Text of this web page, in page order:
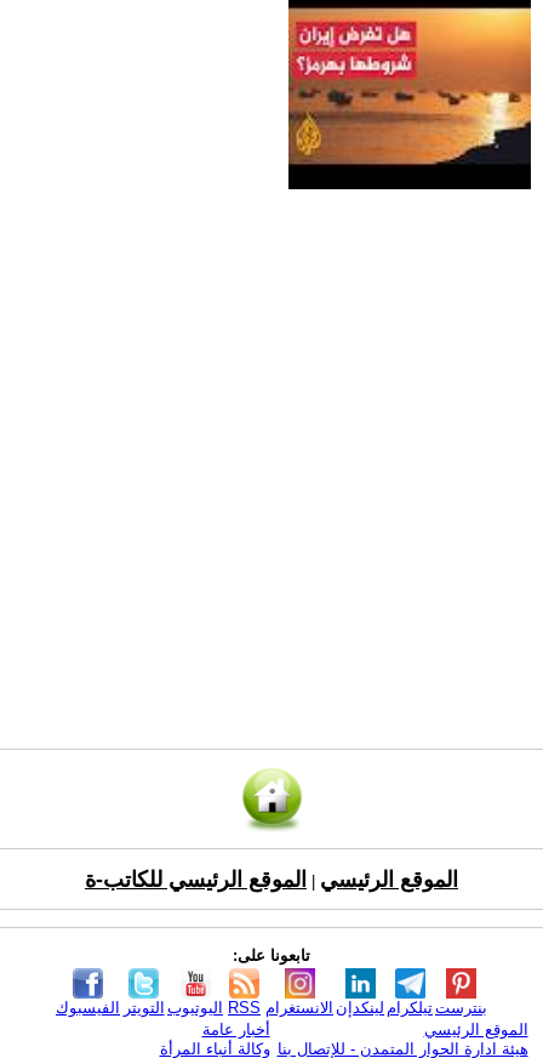
الموقع الرئيسي الموقع الرئيسي للكاتب-ة
تابعونا على:
الفيسبوك التويتر اليوتيوب RSS الانستغرام لينكدإن تيلكرامبنترست
الموقع الرئيسي
هيئة ادارة الحوار المتمدن - للإتصال بنا
أخبار عامة
وكالة أنباء المرأة